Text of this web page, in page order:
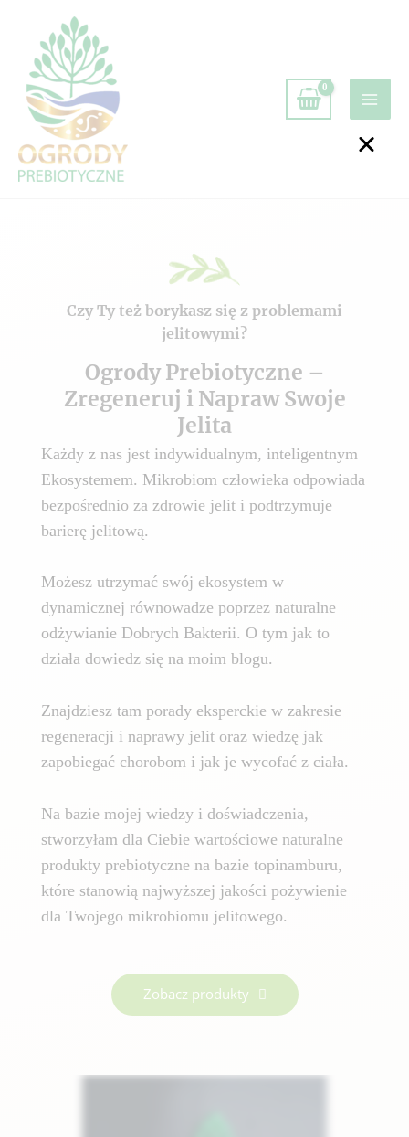
Czy Ty też borykasz się z problemami
jelitowymi?
Ogrody Prebiotyczne –
Zregeneruj i Napraw Swoje
Jelita
Każdy z nas jest indywidualnym, inteligentnym
Ekosystemem. Mikrobiom człowieka odpowiada
bezpośrednio za zdrowie jelit i podtrzymuje
barierę jelitową.
Możesz utrzymać swój ekosystem w
dynamicznej równowadze poprzez naturalne
odżywianie Dobrych Bakterii. O tym jak to
działa dowiedz się na moim blogu.
Znajdziesz tam porady eksperckie w zakresie
regeneracji i naprawy jelit oraz wiedzę jak
zapobiegać chorobom i jak je wycofać z ciała.
Na bazie mojej wiedzy i doświadczenia,
stworzyłam dla Ciebie wartościowe naturalne
produkty prebiotyczne na bazie topinamburu,
które stanowią najwyższej jakości pożywienie
dla Twojego mikrobiomu jelitowego.
Zobacz produkty